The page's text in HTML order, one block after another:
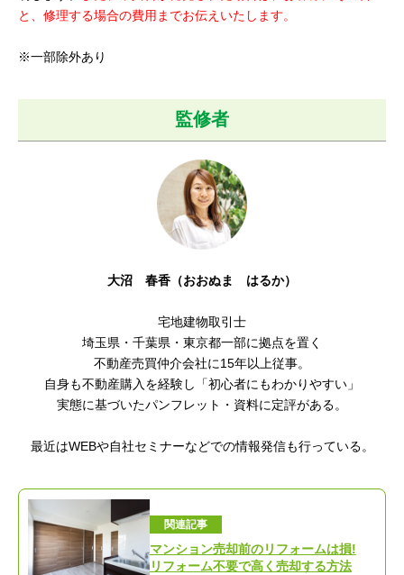
と、修理する場合の費用までお伝えいたします。
※一部除外あり
監修者
大沼 春香（おおぬま はるか）
宅地建物取引士
埼玉県・千葉県・東京都一部に拠点を置く
不動産売買仲介会社に15年以上従事。
自身も不動産購入を経験し「初心者にもわかりやすい 」
実態に基づいたパンフレット・資料に定評がある。
最近はWEBや自社セミナーなどでの情報発信も行っている。
関連記事
マンション売却前のリフォームは損!
リフォーム不要で高く売却する方法